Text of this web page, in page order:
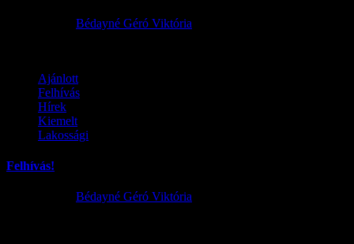
Bédayné Géró Viktória
Ajánlott
Felhívás
Hírek
Kiemelt
Lakossági
Felhívás!
Bédayné Géró Viktória